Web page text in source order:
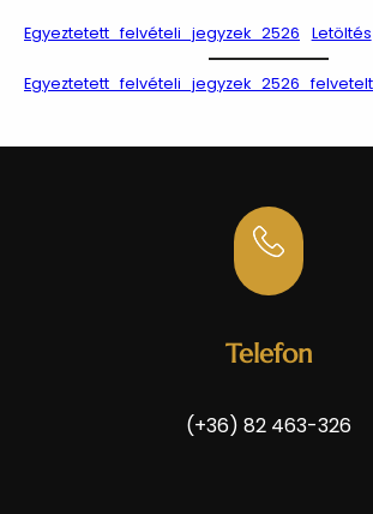
Egyeztetett_felvételi_jegyzek_2526 Letöltés
Telefon
(+36) 82 463-326